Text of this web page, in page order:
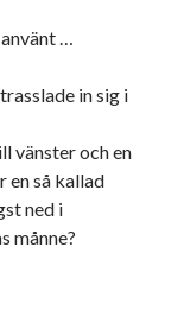
…
in sig i
vänster och en
en så kallad
ned i
månne?